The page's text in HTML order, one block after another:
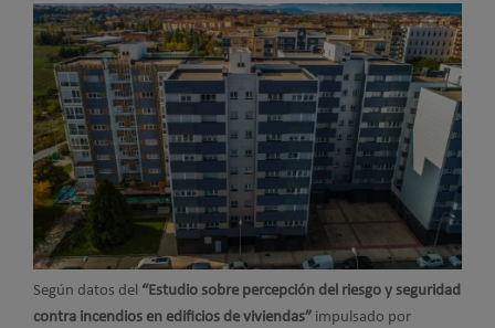
Según datos del “Estudio sobre percepción del riesgo y seguridad
contra incendios en edificios de viviendas” impulsado por